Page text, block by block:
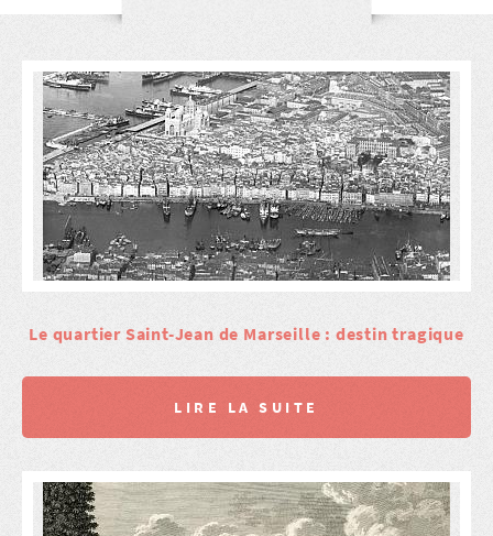
Le quartier Saint-Jean de Marseille : destin tragique
LIRE LA SUITE